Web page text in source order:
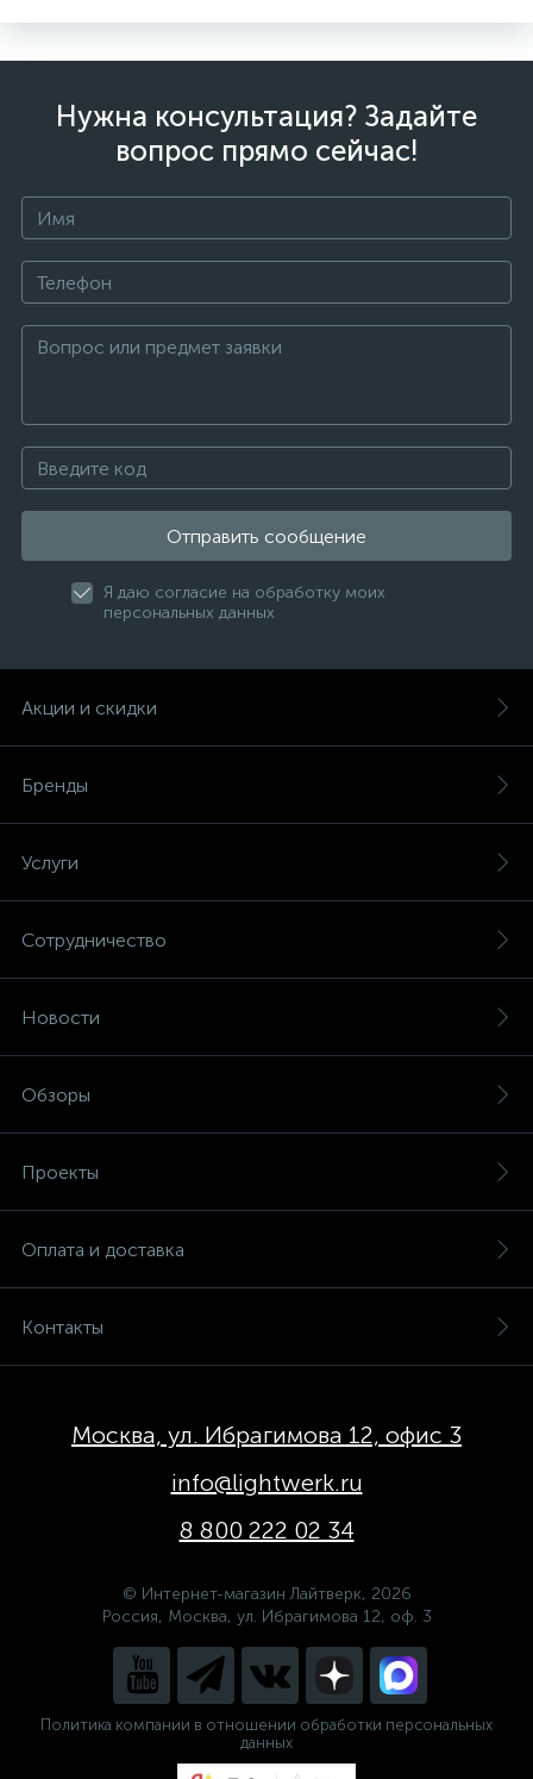
Нужна консультация? Задайте
вопрос прямо сейчас!
Отправить сообщение
Я даю согласие на обработку моих
персональных данных
Акции и скидки
Бренды
Услуги
Сотрудничество
Новости
Обзоры
Проекты
Оплата и доставка
Контакты
Москва, ул. Ибрагимова 12, офис 3
info@lightwerk.ru
8 800 222 02 34
© Интернет-магазин Лайтверк, 2026
Россия, Москва, ул. Ибрагимова 12, оф. 3
Политика компании в отношении обработки персональных
данных